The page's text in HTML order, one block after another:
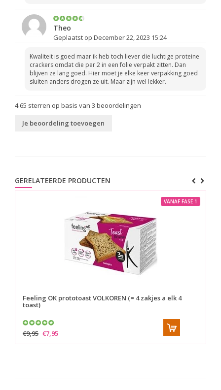
Theo
Geplaatst op December 22, 2023 15:24
Kwaliteit is goed maar ik heb toch liever die luchtige proteine
crackers omdat die per 2 in een folie verpakt zitten. Dan
blijven ze lang goed. Hier moet je elke keer verpakking goed
sluiten anders drogen ze uit. Maar zijn wel lekker.
4.65 sterren op basis van 3 beoordelingen
Je beoordeling toevoegen
GERELATEERDE PRODUCTEN
VANAF FASE 1
Feeling OK prototoast VOLKOREN (= 4 zakjes a elk 4
toast)
€9,95 €7,95